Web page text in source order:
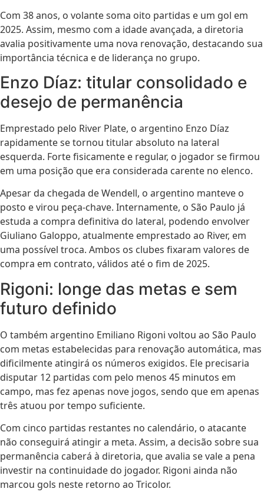
Com 38 anos, o volante soma oito partidas e um gol em
2025. Assim, mesmo com a idade avançada, a diretoria
avalia positivamente uma nova renovação, destacando sua
importância técnica e de liderança no grupo.
Enzo Díaz: titular consolidado e
desejo de permanência
Emprestado pelo River Plate, o argentino Enzo Díaz
rapidamente se tornou titular absoluto na lateral
esquerda. Forte fisicamente e regular, o jogador se firmou
em uma posição que era considerada carente no elenco.
Apesar da chegada de Wendell, o argentino manteve o
posto e virou peça-chave. Internamente, o São Paulo já
estuda a compra definitiva do lateral, podendo envolver
Giuliano Galoppo, atualmente emprestado ao River, em
uma possível troca. Ambos os clubes fixaram valores de
compra em contrato, válidos até o fim de 2025.
Rigoni: longe das metas e sem
futuro definido
O também argentino Emiliano Rigoni voltou ao São Paulo
com metas estabelecidas para renovação automática, mas
dificilmente atingirá os números exigidos. Ele precisaria
disputar 12 partidas com pelo menos 45 minutos em
campo, mas fez apenas nove jogos, sendo que em apenas
três atuou por tempo suficiente.
Com cinco partidas restantes no calendário, o atacante
não conseguirá atingir a meta. Assim, a decisão sobre sua
permanência caberá à diretoria, que avalia se vale a pena
investir na continuidade do jogador. Rigoni ainda não
marcou gols neste retorno ao Tricolor.